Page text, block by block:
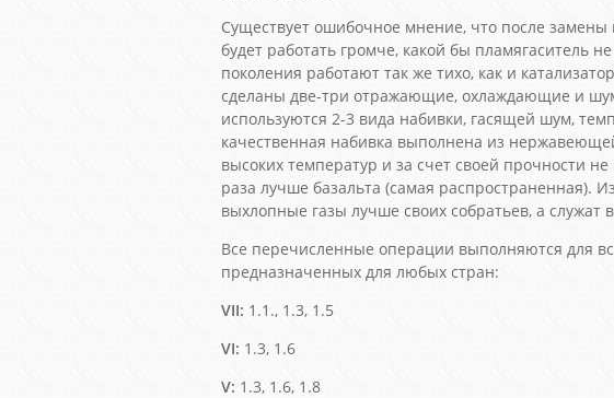
Существует ошибочное мнение, что после
будет работать громче, какой бы пламягаситель
поколения работают так же тихо, как и
сделаны две-три отражающие, охлаждающие и
используются 2-3 вида набивки, гасящей шум,
качественная набивка выполнена из
высоких температур и за счет своей прочности
раза лучше базальта (самая распространенная).
выхлопные газы лучше своих собратьев, а служат
Все перечисленные операции выполняются для
предназначенных для любых стран:
VII: 1.1., 1.3, 1.5
VI: 1.3, 1.6
V: 1.3, 1.6, 1.8